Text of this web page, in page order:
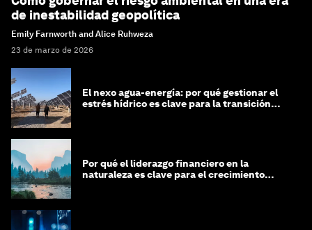
de inestabilidad geopolítica
Emily Farnworth and Alice Ruhweza
23 de marzo de 2026
El nexo agua-energía: por qué gestionar el
estrés hídrico es clave para la transición
Por qué el liderazgo financiero en la
naturaleza es clave para el crecimiento